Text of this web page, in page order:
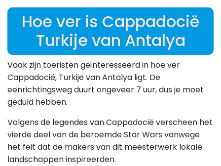
Hoe ver is Cappadocië
Turkije van Antalya
Vaak zijn toeristen geïnteresseerd in hoe ver
Cappadocië, Turkije van Antalya ligt. De
eenrichtingsweg duurt ongeveer 7 uur, dus je moet
geduld hebben.
Volgens de legendes van Cappadocië verscheen het
vierde deel van de beroemde Star Wars vanwege
het feit dat de makers van dit meesterwerk lokale
landschappen inspireerden.